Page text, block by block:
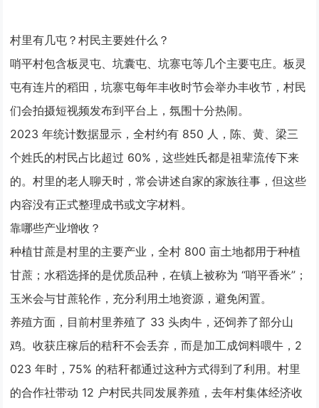
村里有几屯？村民主要姓什么？
哨平村包含板灵屯、坑囊屯、坑寨屯等几个主要屯庄。板灵
屯有连片的稻田，坑寨屯每年丰收时节会举办丰收节，村民
们会拍摄短视频发布到平台上，氛围十分热闹。
2023 年统计数据显示，全村约有 850 人，陈、黄、梁三
个姓氏的村民占比超过 60%，这些姓氏都是祖辈流传下来
的。村里的老人聊天时，常会讲述自家的家族往事，但这些
内容没有正式整理成书或文字材料。
靠哪些产业增收？
种植甘蔗是村里的主要产业，全村 800 亩土地都用于种植
甘蔗；水稻选择的是优质品种，在镇上被称为 “哨平香米”；
玉米会与甘蔗轮作，充分利用土地资源，避免闲置。
养殖方面，目前村里养殖了 33 头肉牛，还饲养了部分山
鸡。收获庄稼后的秸秆不会丢弃，而是加工成饲料喂牛，2
023 年时，75% 的秸秆都通过这种方式得到了利用。村里
的合作社带动 12 户村民共同发展养殖，去年村集体经济收